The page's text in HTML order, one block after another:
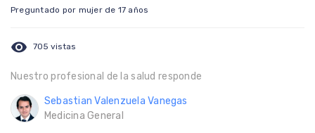
Preguntado por mujer de 17 años
visibility 705 vistas
Nuestro profesional de la salud responde
Sebastian Valenzuela Vanegas
Medicina General